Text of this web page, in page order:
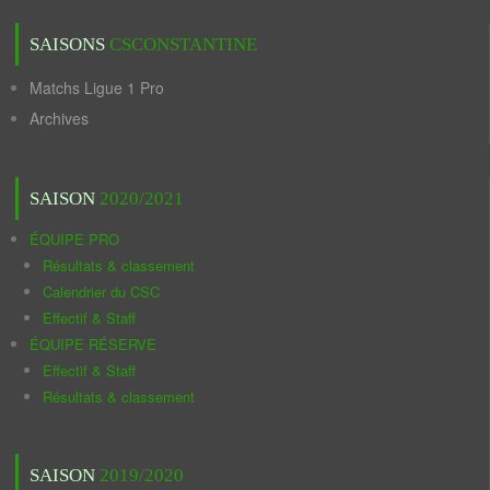
SAISONS CSCONSTANTINE
Matchs Ligue 1 Pro
Archives
SAISON 2020/2021
ÉQUIPE PRO
Résultats & classement
Calendrier du CSC
Effectif & Staff
ÉQUIPE RÉSERVE
Effectif & Staff
Résultats & classement
SAISON 2019/2020